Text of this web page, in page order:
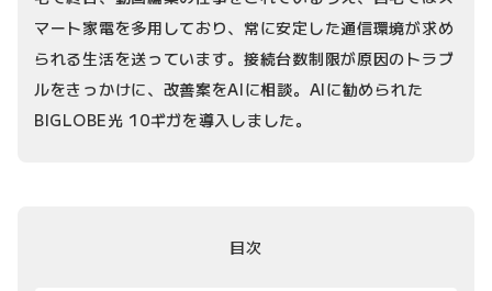
マート家電を多用しており、常に安定した通信環境が求め
られる生活を送っています。接続台数制限が原因のトラブ
ルをきっかけに、改善案をAIに相談。AIに勧められた
BIGLOBE光 10ギガを導入しました。
目次